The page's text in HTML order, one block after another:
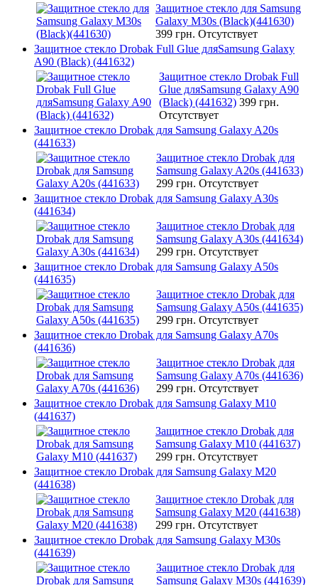
Защитное стекло для Samsung
Galaxy M30s (Black)(441630)
399 грн. Отсутствует
Защитное стекло Drobak Full Glue дляSamsung Galaxy
A90 (Black) (441632)
Защитное стекло Drobak Full
Glue дляSamsung Galaxy A90
(Black) (441632) 399 грн.
Отсутствует
Защитное стекло Drobak для Samsung Galaxy A20s
(441633)
Защитное стекло Drobak для
Samsung Galaxy A20s (441633)
299 грн. Отсутствует
Защитное стекло Drobak для Samsung Galaxy A30s
(441634)
Защитное стекло Drobak для
Samsung Galaxy A30s (441634)
299 грн. Отсутствует
Защитное стекло Drobak для Samsung Galaxy A50s
(441635)
Защитное стекло Drobak для
Samsung Galaxy A50s (441635)
299 грн. Отсутствует
Защитное стекло Drobak для Samsung Galaxy A70s
(441636)
Защитное стекло Drobak для
Samsung Galaxy A70s (441636)
299 грн. Отсутствует
Защитное стекло Drobak для Samsung Galaxy M10
(441637)
Защитное стекло Drobak для
Samsung Galaxy M10 (441637)
299 грн. Отсутствует
Защитное стекло Drobak для Samsung Galaxy M20
(441638)
Защитное стекло Drobak для
Samsung Galaxy M20 (441638)
299 грн. Отсутствует
Защитное стекло Drobak для Samsung Galaxy M30s
(441639)
Защитное стекло Drobak для
Samsung Galaxy M30s (441639)